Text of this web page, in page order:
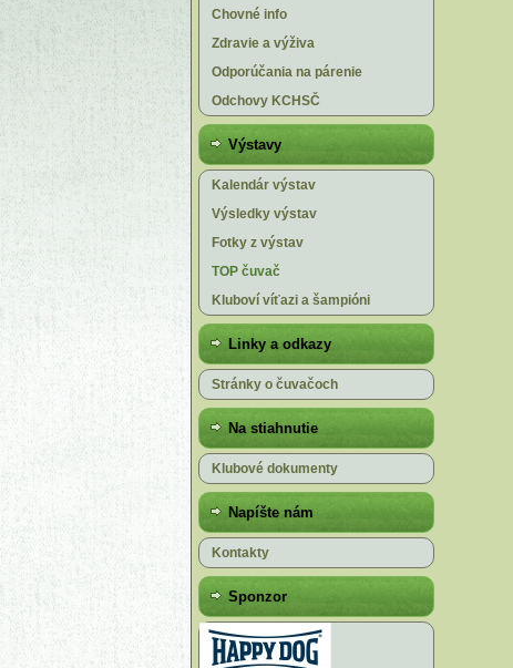
Chovné info
Zdravie a výživa
Odporúčania na párenie
Odchovy KCHSČ
Výstavy
Kalendár výstav
Výsledky výstav
Fotky z výstav
TOP čuvač
Kluboví víťazi a šampióni
Linky a odkazy
Stránky o čuvačoch
Na stiahnutie
Klubové dokumenty
Napíšte nám
Kontakty
Sponzor